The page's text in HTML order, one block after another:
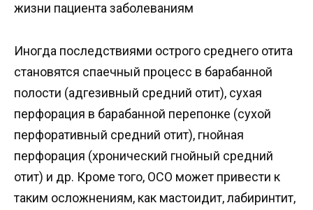
жизни пациента заболеваниям
Иногда последствиями острого среднего отита
становятся спаечный процесс в барабанной
полости (адгезивный средний отит), сухая
перфорация в барабанной перепонке (сухой
перфоративный средний отит), гнойная
перфорация (хронический гнойный средний
отит) и др. Кроме того, ОСО может привести к
таким осложнениям, как мастоидит, лабиринтит,